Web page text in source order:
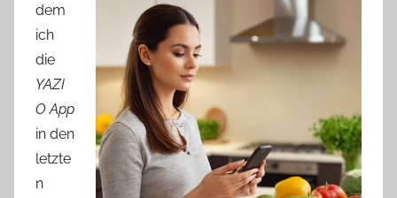
dem
ich
die
YAZI
O App
in den
letzte
n